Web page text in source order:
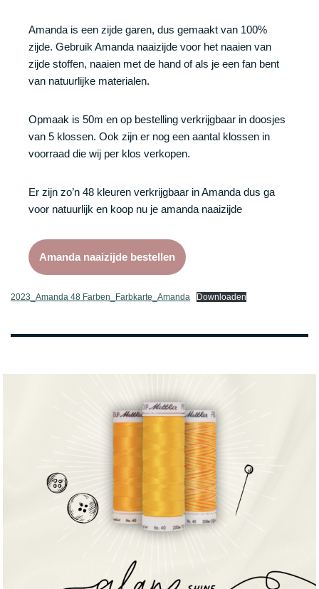
Amanda is een zijde garen, dus gemaakt van 100%
zijde. Gebruik Amanda naaizijde voor het naaien van
zijde stoffen, naaien met de hand of als je een fan bent
van natuurlijke materialen.
Opmaak is 50m en op bestelling verkrijgbaar in doosjes
van 5 klossen. Ook zijn er nog een aantal klossen in
voorraad die wij per klos verkopen.
Er zijn zo’n 48 kleuren verkrijgbaar in Amanda dus ga
voor natuurlijk en koop nu je amanda naaizijde
Amanda naaizijde bestellen
2023_Amanda 48 Farben_Farbkarte_Amanda Downloaden